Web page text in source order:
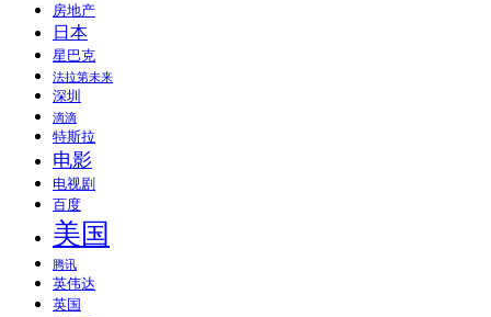
房地产
日本
星巴克
法拉第未来
深圳
滴滴
特斯拉
电影
电视剧
百度
美国
腾讯
英伟达
英国